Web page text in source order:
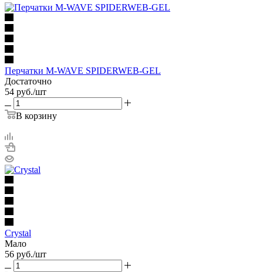
Перчатки M-WAVE SPIDERWEB-GEL
Достаточно
54 руб./шт
В корзину
Crystal
Мало
56 руб./шт